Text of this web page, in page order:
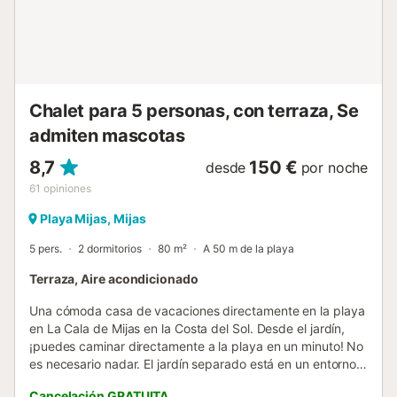
Chalet para 5 personas, con terraza, Se
admiten mascotas
8,7
61 opiniones
desde 150 € por noche
Playa Mijas, Mijas
5 pers. 2 dormitorios 80 m² A 50 m de la playa
Terraza, Aire acondicionado
Una cómoda casa de vacaciones directamente en la playa
en La Cala de Mijas en la Costa del Sol. Desde el jardín,
¡puedes caminar directamente a la playa en un minuto! No
es necesario nadar. El jardín separado está en un entorno